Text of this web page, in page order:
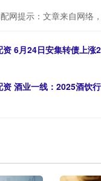
网提示：文章来自网络
资 6月24日安集转债上涨
资 酒业一线：2025酒饮